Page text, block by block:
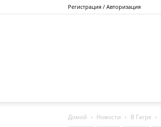
Регистрация / Авторизация
Домой Новости В Гагре